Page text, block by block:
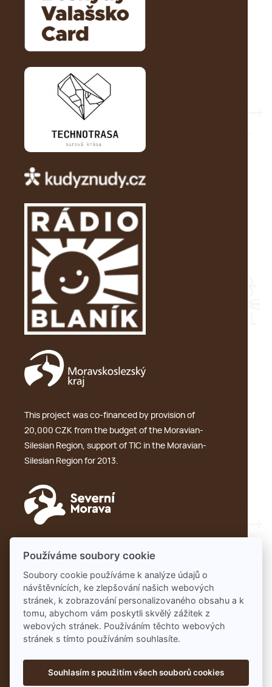
This project was co-financed by provision of
20,000 CZK from the budget of the Moravian-
Silesian Region, support of TIC in the Moravian-
Silesian Region for 2013.
Partners:
Pivobraní
Používáme soubory cookie
Soubory cookie používáme k analýze údajů o
návštěvnících, ke zlepšování našich webových
stránek, k zobrazování personalizovaného obsahu a k
tomu, abychom vám poskytli skvělý zážitek z
webových stránek. Používáním těchto webových
stránek s tímto používáním souhlasíte.
Souhlasím s použitím všech souborů cookies